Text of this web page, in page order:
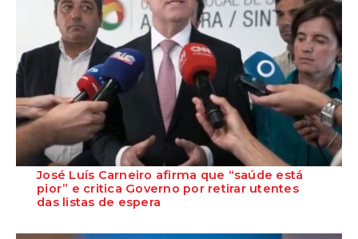
José Luís Carneiro afirma que “saúde está
pior” e critica Governo por retirar utentes
das listas de espera